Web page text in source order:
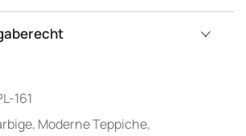
161
, Moderne Teppiche,